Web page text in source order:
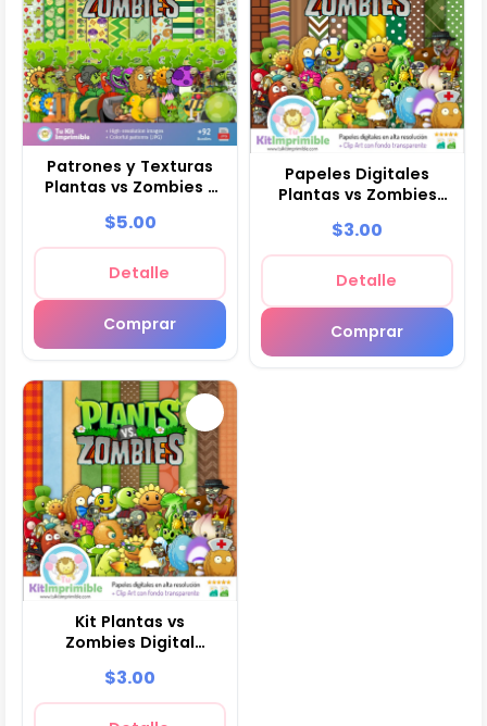
Patrones y Texturas
Plantas vs Zombies -
Fiestas
$5.00
Detalle
Comprar
Papeles Digitales
Plantas vs Zombies
M1
$3.00
Detalle
Comprar
Kit Plantas vs
Zombies Digital
Fiestas - M2
$3.00